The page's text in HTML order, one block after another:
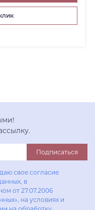
Подписаться
свое согласие
в
от 27.07.2006
на условиях и